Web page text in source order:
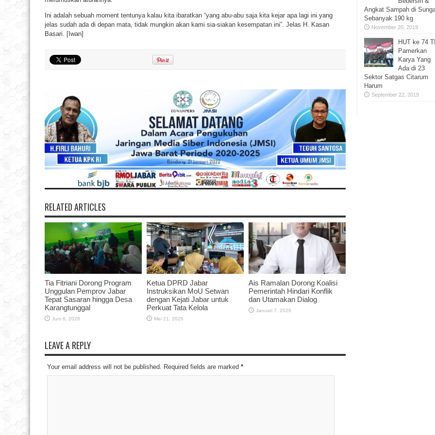
Ini adalah sebuah moment tentunya kalau kita ibaratkan “yang abu-abu saja kita kejar apa lagi ini yang
jelas sudah ada di depan mata, tidak mungkin akan kami sia-siakan kesempatan ini”. Jelas H. Kasan
Basari. [Iwan]
RELATED ARTICLES
Tia Fitriani Dorong Program
Unggulan Pemprov Jabar
Tepat Sasaran hingga Desa
Karangtunggal
Juni 6, 2026
Ketua DPRD Jabar
Instruksikan MoU Setwan
dengan Kejati Jabar untuk
Perkuat Tata Kelola
Mei 21, 2026
Ais Ramalan Dorong Koalisi
Pemerintah Hindari Konflik
dan Utamakan Dialog
Januari 7, 2026
LEAVE A REPLY
Your email address will not be published. Required fields are marked *
Angkat Sampah di
Sebanyak 190 kg
November 20, 2019
HUT ke 74
Pamerkan
Karya Yang
Ada di 23
Sektor Satgas Citarum
Harum
September 22, 2019